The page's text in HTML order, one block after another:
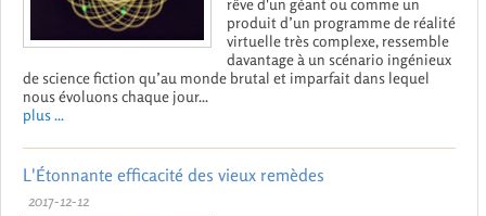
rêve d'un géant ou comme un
produit d’un programme de réalité
virtuelle très complexe, ressemble
davantage à un scénario ingénieux
de science fiction qu’au monde brutal et imparfait dans lequel
nous évoluons chaque jour...
plus ...
L'Étonnante efficacité des vieux remèdes
2017-12-12